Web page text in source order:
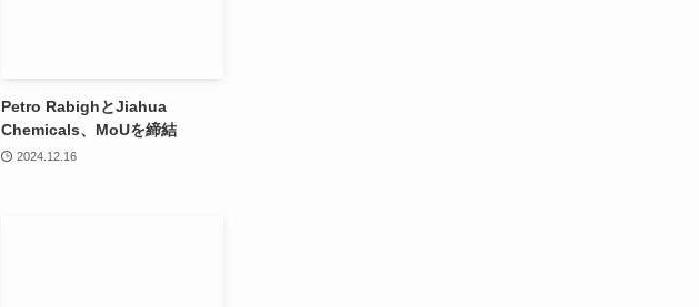
Petro RabighとJiahua
Chemicals、MoUを締結
2024.12.16